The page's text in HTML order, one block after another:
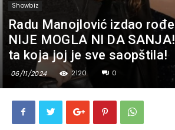
Showbiz
Radu Manojlović izdao
NIJE MOGLA NI DA
ta koja joj je sve saopštila!
06/11/2024 2120 0